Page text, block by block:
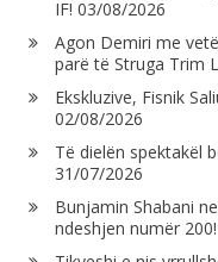
IF! 03/08/2026
Agon Demiri me
parë të Struga Trim
Ekskluzive, Fisnik
02/08/2026
Të dielën spektakël
31/07/2026
Bunjamin Shabani
ndeshjen numër 200!